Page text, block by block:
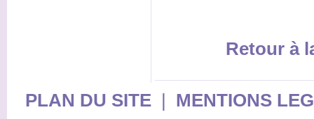
Retour à
PLAN DU SITE| MENTIONS